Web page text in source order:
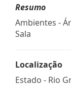
Resumo
Ambientes -
Sala
Localização
Estado - Rio